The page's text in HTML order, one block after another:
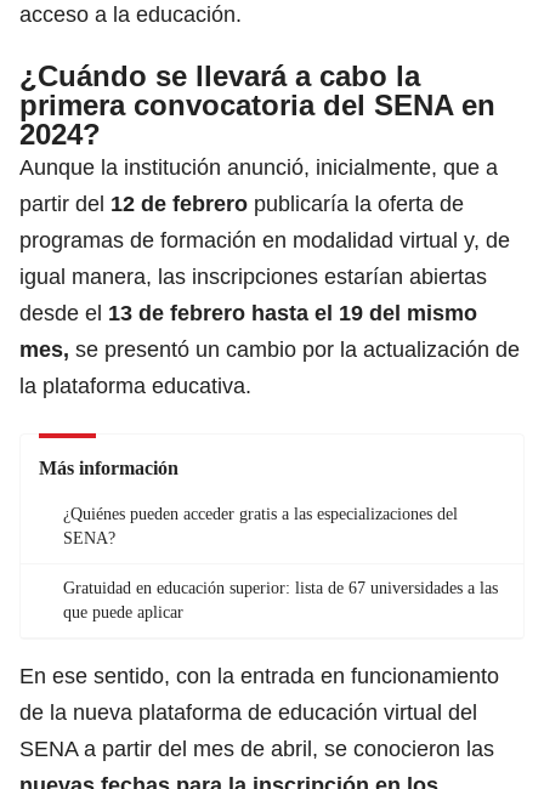
acceso a la educación.
¿Cuándo se llevará a cabo la
primera convocatoria del SENA en
2024?
Aunque la institución anunció, inicialmente, que a
partir del 12 de febrero publicaría la oferta de
programas de formación en modalidad virtual y, de
igual manera, las inscripciones estarían abiertas
desde el 13 de febrero hasta el 19 del mismo
mes, se presentó un cambio por la actualización de
la plataforma educativa.
Más información
¿Quiénes pueden acceder gratis a las especializaciones del
SENA?
Gratuidad en educación superior: lista de 67 universidades a las
que puede aplicar
En ese sentido, con la entrada en funcionamiento
de la nueva plataforma de educación virtual del
SENA a partir del mes de abril, se conocieron las